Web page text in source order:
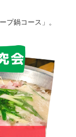
プ鍋コース」。